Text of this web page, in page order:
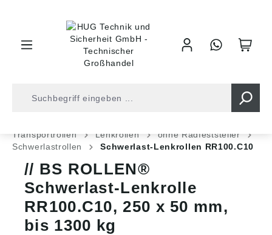
Transportrollen
Lenkrollen
ohne Radfeststeller
Schwerlastrollen
Schwerlast-Lenkrollen RR100.C10
BS ROLLEN®
Schwerlast-Lenkrolle
RR100.C10, 250 x 50 mm,
bis 1300 kg